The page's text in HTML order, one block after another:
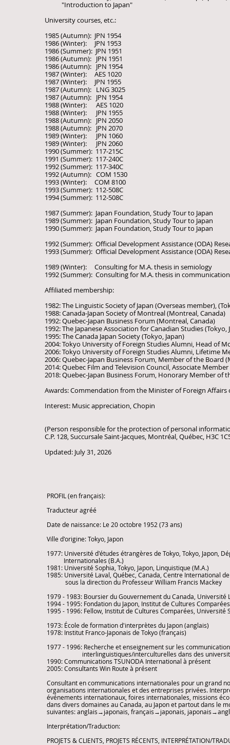
"Introduction to Japan"
University courses, etc.:
1985 (Autumn): JPN 1954
1986 (Winter): JPN 1953
1986 (Summer): JPN 1951
1986 (Autumn): JPN 1951
1986 (Autumn): JPN 1954
1987 (Winter): AES 1020
1987 (Winter): JPN 1955
1987 (Autumn): LNG 3025
1987 (Autumn): JPN 1954
1988 (Winter): AES 1020
1988 (Winter): JPN 1955
1988 (Autumn): JPN 2050
1988 (Autumn): JPN 2070
1989 (Winter): JPN 1060
1989 (Winter): JPN 2060
1990 (Summer): 117-215C
1991 (Summer): 117-240C
1992 (Summer): 117-340C
1992 (Autumn): COM 1530
1993 (Winter): COM 8100
1993 (Summer): 112-508C
1994 (Summer): 112-508C
1987 (Summer): Japan Foundation, Study Tour to Japan
1989 (Summer): Japan Foundation, Study Tour to Japan
1990 (Summer): Japan Foundation, Study Tour to Japan
1992 (Summer): Official Development Assistance (ODA)
1993 (Summer): Official Development Assistance (ODA)
1989 (Winter): Consulting for M.A. thesis in semiology
1992 (Summer): Consulting for M.A. thesis in communication
Affiliated membership:
1982: The Linguistic Society of Japan (Overseas member),
1988: Canada-Japan Society of Montreal (Montreal, Canada)
1992: Quebec-Japan Business Forum (Montreal, Canada)
1992: The Japanese Association for Canadian Studies (Tokyo,
1995: The Canada Japan Society (Tokyo, Japan)
2004: Tokyo University of Foreign Studies Alumni, Head of
2006: Tokyo University of Foreign Studies Alumni, Lifetime
2006: Quebec-Japan Business Forum, Member of the Board
2014: Quebec Film and Television Council, Associate
2018: Quebec-Japan Business Forum, Honorary Member of
Awards: Commendation from the Minister of Foreign Affairs
Interest: Music appreciation, Chopin
(Person responsible for the protection of personal
C.P. 128, Succursale Saint-Jacques, Montréal, Québec, H3C
Updated: July 31, 2026
PROFIL (en français):
Traducteur agréé
Date de naissance: Le 20 octobre 1952 (73 ans)
Ville d'origine: Tokyo, Japon
1977: Université d'études étrangères de Tokyo, Tokyo, Japon,
Internationales (B.A.)
1981: Université Sophia, Tokyo, Japon, Linquistique (M.A.)
1985: Université Laval, Québec, Canada, Centre International
sous la direction du Professeur William Francis Mackey
1979 - 1983: Boursier du Gouvernement du Canada, Université
1994 - 1995: Fondation du Japon, Institut de Cultures
1995 - 1996: Fellow, Institut de Cultures Comparées, Université
1973: École de formation d'interprètes du Japon (anglais)
1978: Institut Franco-Japonais de Tokyo (français)
1977 - 1996: Recherche et enseignement sur les
interlinguistiques/interculturelles dans des universités
1990: Communications TSUNODA International à présent
2005: Consultants Win Route à présent
Consultant en communications internationales pour un grand
organisations internationales et des entreprises privées.
événements internationaux, foires internationales, missions
dans divers domaines au Canada, au Japon et partout dans le
suivantes: anglais→japonais, français→japonais,
Interprétation/Traduction:
PROJETS & CLIENTS, PROJETS RÉCENTS, INTERPRÉTATION/